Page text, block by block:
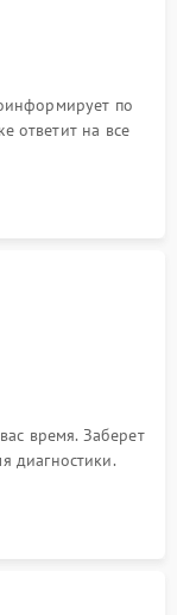
по
ответит на все
время. Заберет
диагностики.